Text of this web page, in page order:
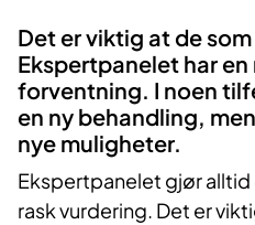
Det er viktig at de
Ekspertpanelet har
forventning. I noen
en ny behandling,
nye muligheter.
Ekspertpanelet gjør
rask vurdering. Det er